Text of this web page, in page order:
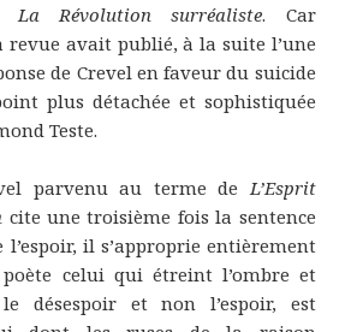
La Révolution surréaliste. Car
revue avait publié, à la suite l’une
de Crevel en faveur du suicide
plus détachée et sophistiquée
Teste.
parvenu au terme de L’Esprit
cite une troisième fois la sentence
l’espoir, il s’approprie entièrement
celui qui étreint l’ombre et
désespoir et non l’espoir, est